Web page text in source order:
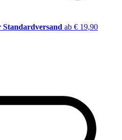
Standardversand ab € 19,90